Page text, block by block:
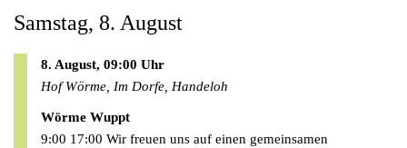
Samstag, 8. August
8. August, 09:00 Uhr
Hof Wörme, Im Dorfe, Handeloh
Wörme Wuppt
9:00 17:00 Wir freuen uns auf einen gemeinsamen